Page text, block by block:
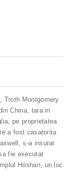
Troth Montgomery
China, tara in
pe proprietatea
a fost casatorita
s-a insurat
fie executat
Hoshan, un loc